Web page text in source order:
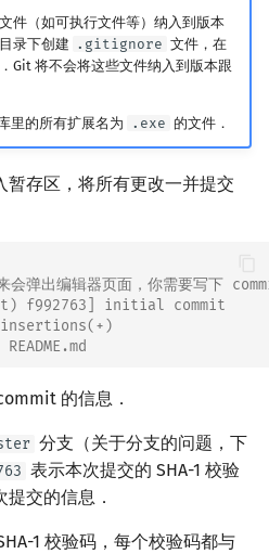
件（如可执行文件等）纳入到版本
录下创建 .gitignore 文件，在
Git 将不会将这些文件纳入到版本跟
里的所有扩展名为 .exe 的文件．
存区，将所有更改一并提交
会弹出编辑器页面，你需要写下
f992763] initial commit
的信息．
分支（关于分支的问题，下
表示本次提交的 SHA-1 校验
交的信息．
1 校验码，每个校验码都与